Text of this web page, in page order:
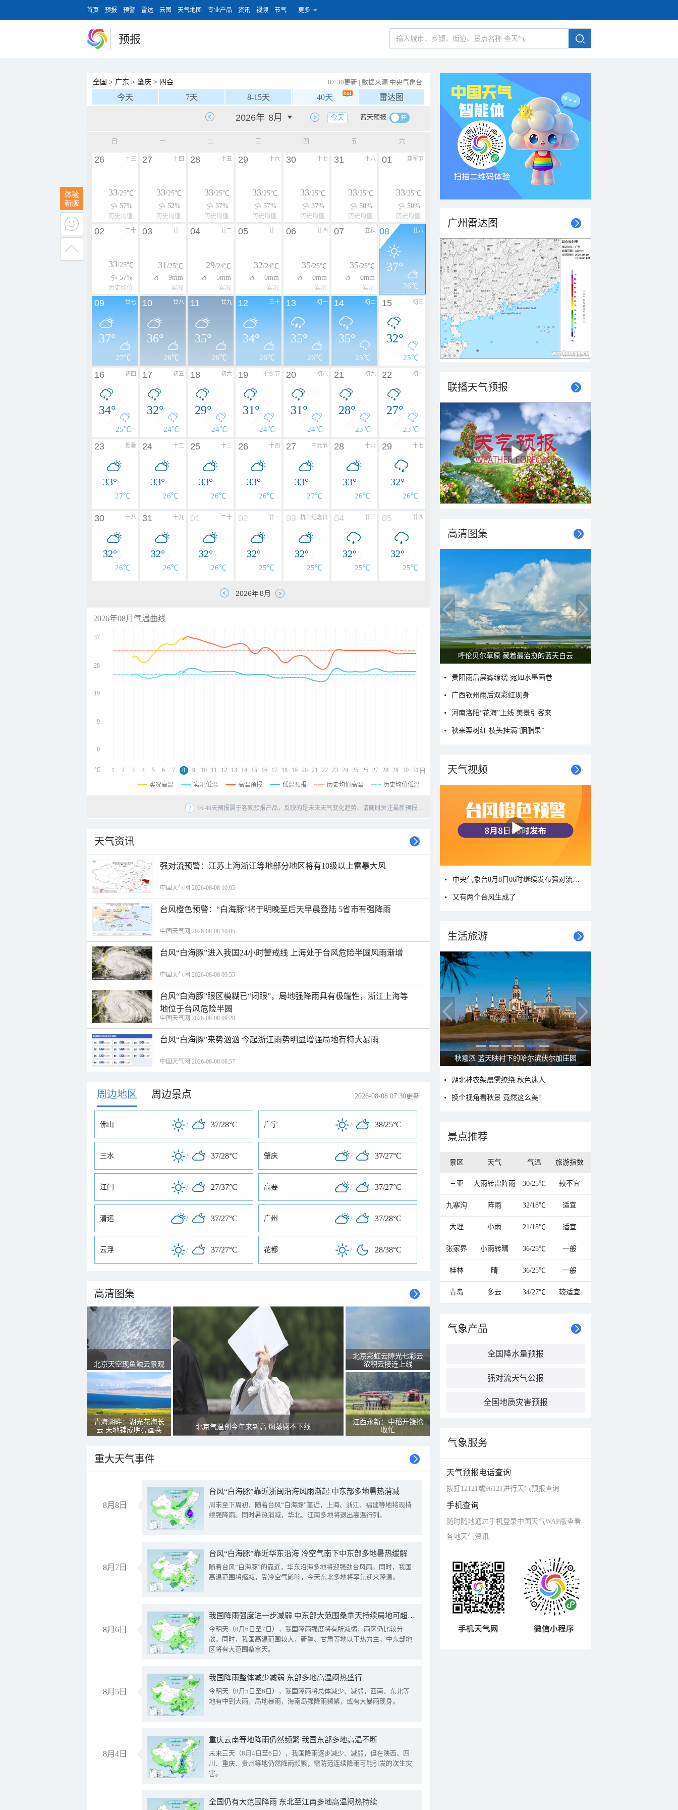
首页 预报 预警 雷达 云图 天气地图 专业产品 资讯 视频 节气 更多
预报
全国 > 广东 > 肇庆 > 四会 07:30更新 | 数据来源 中央气象台
今天 7天 8-15天 40天 雷达图
蓝天预报
今天
日 一 二 三 四 五 六
十三
26
33/25℃
57%
历史均值
十四
27
33/25℃
52%
历史均值
十五
28
33/25℃
57%
历史均值
十六
29
33/25℃
57%
历史均值
十七
30
33/25℃
37%
历史均值
十八
31
33/25℃
50%
历史均值
建军节
01
33/25℃
50%
历史均值
二十
02
33/25℃
57%
历史均值
廿一
03
31/25℃
9mm
实况
廿二
04
29/24℃
5mm
实况
廿三
05
32/24℃
0mm
实况
廿四
06
35/25℃
0mm
实况
立秋
07
35/25℃
0mm
实况
廿六
08
37°
26℃
廿七
09
37°
27℃
廿八
10
36°
26℃
廿九
11
35°
26℃
三十
12
34°
26℃
初一
13
35°
26℃
初二
14
35°
25℃
初三
15
32°
25℃
初四
16
34°
25℃
初五
17
32°
24℃
初六
18
29°
24℃
七夕节
19
31°
24℃
初八
20
31°
24℃
初九
21
28°
23℃
初十
22
27°
23℃
处暑
23
33°
27℃
十二
24
33°
26℃
十三
25
33°
26℃
十四
26
33°
26℃
中元节
27
33°
27℃
十六
28
33°
26℃
十七
29
32°
26℃
十八
30
32°
26℃
十九
31
32°
26℃
二十
01
32°
26℃
廿一
02
32°
25℃
抗日纪念日
03
32°
25℃
廿三
04
32°
25℃
廿四
05
32°
25℃
2026年08月气温曲线
37
28
19
9
0
1 2 3 4 5 6 7 8 9 10 11 12 13 14 15 16 17 18 19 20 21 22 23 24 25 26 27 28 29 30 31
℃ 日
实况高温 实况低温 高温预报 低温预报 历史均值高温 历史均值低温
16-40天预报属于客观预报产品，反映的是未来天气变化趋势、请随时关注最新预报.....
天气资讯
强对流预警：江苏上海浙江等地部分地区将有10级以上雷暴大风
中国天气网 2026-08-08 10:05
台风橙色预警：“白海豚”将于明晚至后天早晨登陆 5省市有强降雨
中国天气网 2026-08-08 10:05
台风“白海豚”进入我国24小时警戒线 上海处于台风危险半圆风雨渐增
中国天气网 2026-08-08 09:55
台风“白海豚”眼区模糊已“闭眼”，局地强降雨具有极端性，浙江上海等
地位于台风危险半圆
中国天气网 2026-08-08 09:28
台风“白海豚”来势汹汹 今起浙江雨势明显增强局地有特大暴雨
中国天气网 2026-08-08 08:57
周边地区 | 周边景点 2026-08-08 07:30更新
佛山 / 37/28°C 广宁 / 38/25°C
三水 / 37/28°C 肇庆 / 37/27°C
江门 / 27/37°C 高要 / 37/27°C
清远 / 37/27°C 广州 / 37/28°C
云浮 / 37/27°C 花都 / 28/38°C
高清图集
北京天空现鱼鳞云景观
青海湖畔：湖光花海长
云 天地铺成明亮画卷
北京气温创今年来新高 焖蒸感不下线
北京彩虹云隙光七彩云
浓积云接连上线
江西永新：中稻开镰抢
收忙
重大天气事件
8月8日
台风“白海豚”靠近浙闽沿海风雨渐起 中东部多地暑热消减
周末至下周初，随着台风“白海豚”靠近，上海、浙江、福建等地将现持
续强降雨。同时暑热消减，华北、江南多地将退出高温行列。
8月7日
台风“白海豚”靠近华东沿海 冷空气南下中东部多地暑热缓解
随着台风“白海豚”的靠近，华东沿海多地将迎强劲台风雨。同时，我国
高温范围将缩减，受冷空气影响，今天东北多地将率先迎来降温。
8月6日
我国降雨强度进一步减弱 中东部大范围桑拿天持续局地可超38℃
今明天（8月6日至7日），我国降雨强度将有所减弱，雨区仍比较分
散。同时，我国高温范围较大，新疆、甘肃等地以干热为主，中东部地
区将有大范围桑拿天。
8月5日
我国降雨整体减少减弱 东部多地高温闷热盛行
今明天（8月5日至6日），我国降雨将总体减少、减弱，西南、东北等
地有中到大雨，局地暴雨，海南岛强降雨频繁，或有大暴雨现身。
8月4日
重庆云南等地降雨仍然频繁 我国东部多地高温不断
未来三天（8月4日至6日），我国降雨逐步减少、减弱，但在陕西、四
川、重庆、贵州等地仍然降雨频繁，需防范连续降雨可能引发的次生灾
害。
全国仍有大范围降雨 东北至江南多地高温闷热持续
广州雷达图
联播天气预报
高清图集
呼伦贝尔草原 藏着最治愈的蓝天白云
贵阳雨后晨雾缭绕 宛如水墨画卷
广西钦州雨后双彩虹现身
河南洛阳“花海”上线 美景引客来
秋来栾树红 枝头挂满“胭脂果”
天气视频
又有两个台风生成了
生活旅游
秋意浓 蓝天映衬下的哈尔滨伏尔加庄园
湖北神农架晨雾缭绕 秋色迷人
换个视角看秋景 竟然这么美！
景点推荐
景区 天气 气温 旅游指数
三亚 大雨转雷阵雨 30/25℃ 较不宜
九寨沟 阵雨 32/18℃ 适宜
大理 小雨 21/15℃ 适宜
张家界 小雨转晴 36/25℃ 一般
桂林 晴 36/25℃ 一般
青岛 多云 34/27℃ 较适宜
气象产品
全国降水量预报
强对流天气公报
全国地质灾害预报
气象服务
天气预报电话查询
拨打12121或96121进行天气预报查询
手机查询
随时随地通过手机登录中国天气WAP版查看
各地天气资讯